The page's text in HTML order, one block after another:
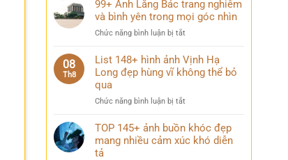
thành
phố
hiện
lung
linh
phố
đèn
99+ Ảnh Lăng Bác trang nghiêm
và bình yên trong mọi góc nhìn
Chức năng bình luận bị tắt
Ảnh
Lăng
nghiêm
bình
yên
08
Th8
List 148+ hình ảnh Vịnh Hạ
Long đẹp hùng vĩ không thể bỏ
qua
Chức năng bình luận bị tắt
148+
hình
TOP 145+ ảnh buồn khóc đẹp
mang nhiều cảm xúc khó diễn
tả